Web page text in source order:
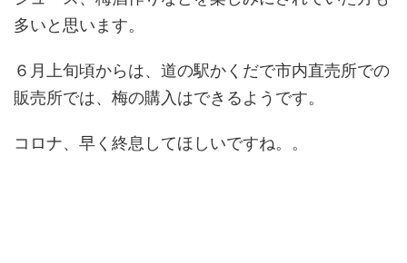
多いと思います。
６月上旬頃からは、道の駅かくだで市内直売所での
販売所では、梅の購入はできるようです。
コロナ、早く終息してほしいですね。。